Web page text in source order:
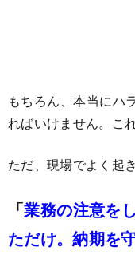
もちろん、本当にハ
ればいけません。こ
ただ、現場でよく起
「業務の注意を
ただけ。納期を